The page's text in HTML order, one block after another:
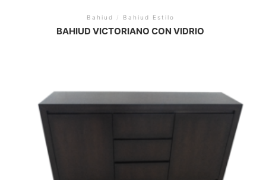
Bahiud / Bahiud Estilo
BAHIUD VICTORIANO CON VIDRIO